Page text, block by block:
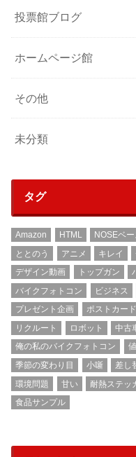
投票館ブログ
ホームページ館
その他
未分類
タグ
Amazon HTML NOSEベー
ととのう
アニメ キレイ
デザイン動画
トップガン
バイクフォトコン
ビジネス
プレゼント企画
ポストカード
リクルート
ロボット 中古
俺の私のバイクフォトコン
季節の変わり目
小噺 差し
環境問題
甘い 耐熱ステッ
食品サンプル